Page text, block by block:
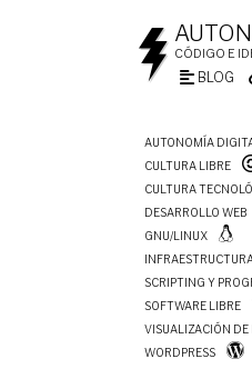
CÓDIGO E
BLOG
AUTONOMÍA
CULTURA LIBRE
CULTURA
DESARROLLO WEB
GNU/LINUX
SCRIPTING Y
SOFTWARE LIBRE
VISUALIZACIÓN DE
WORDPRESS